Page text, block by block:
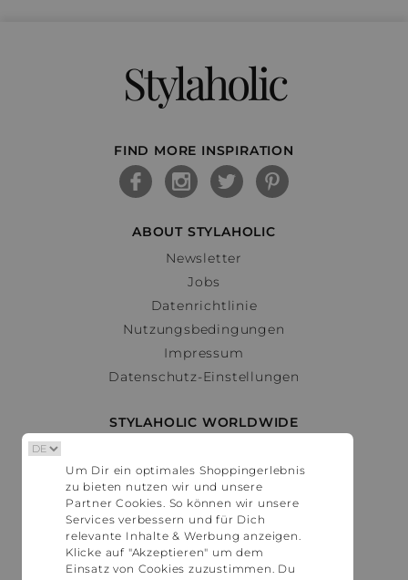
Stylaholic
FIND MORE INSPIRATION
ABOUT STYLAHOLIC
Newsletter
Jobs
Datenrichtlinie
Nutzungsbedingungen
Impressum
Datenschutz-Einstellungen
STYLAHOLIC WORLDWIDE
Österreich
Schweiz
France
United States
Um Dir ein optimales Shoppingerlebnis
zu bieten nutzen wir und unsere
Partner Cookies. So können wir unsere
Services verbessern und für Dich
relevante Inhalte & Werbung anzeigen.
Klicke auf "Akzeptieren" um dem
Einsatz von Cookies zuzustimmen. Du